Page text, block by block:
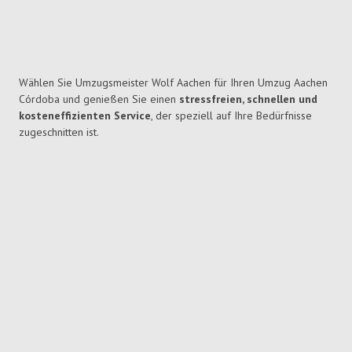
Wählen Sie Umzugsmeister Wolf Aachen für Ihren Umzug Aachen
Córdoba und genießen Sie einen stressfreien, schnellen und
kosteneffizienten Service, der speziell auf Ihre Bedürfnisse
zugeschnitten ist.